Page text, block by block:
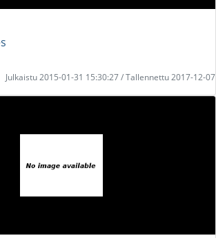
Julkaistu 2015-01-31 15:30:27 / Tallennettu 2017-12-07